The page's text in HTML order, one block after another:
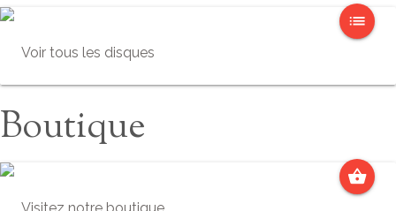
list
Voir tous les disques
Boutique
shopping_basket